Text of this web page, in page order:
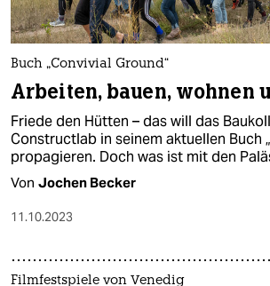
Buch „Convivial Ground“
Arbeiten, bauen, wohnen
Friede den Hütten – das will das
Constructlab in seinem aktuellen Buch
propagieren. Doch was ist mit den
Von Jochen Becker
11.10.2023
Filmfestspiele von Venedig